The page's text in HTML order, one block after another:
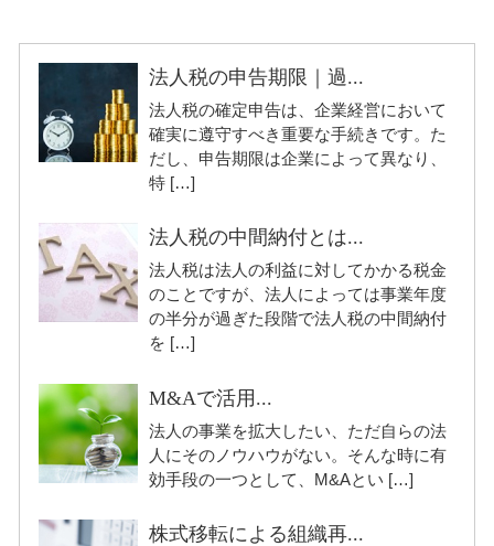
法人税の申告期限｜過...
法人税の確定申告は、企業経営において
確実に遵守すべき重要な手続きです。た
だし、申告期限は企業によって異なり、
特 […]
法人税の中間納付とは...
法人税は法人の利益に対してかかる税金
のことですが、法人によっては事業年度
の半分が過ぎた段階で法人税の中間納付
を […]
M&Aで活用...
法人の事業を拡大したい、ただ自らの法
人にそのノウハウがない。そんな時に有
効手段の一つとして、M&Aとい […]
株式移転による組織再...